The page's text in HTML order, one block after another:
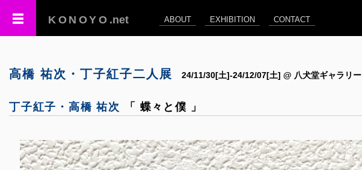
KONOYO .net ABOUT EXHIBITION CONTACT
高橋 祐次・丁子紅子二人展 24/11/30[土]-24/12/07[土] @ 八犬堂ギャラリー
丁子紅子・高橋 祐次 「 蝶々と僕 」